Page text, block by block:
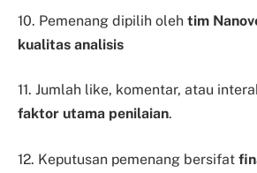
10. Pemenang dipilih oleh tim
kualitas analisis
11. Jumlah like, komentar, atau
faktor utama penilaian.
12. Keputusan pemenang bersifat